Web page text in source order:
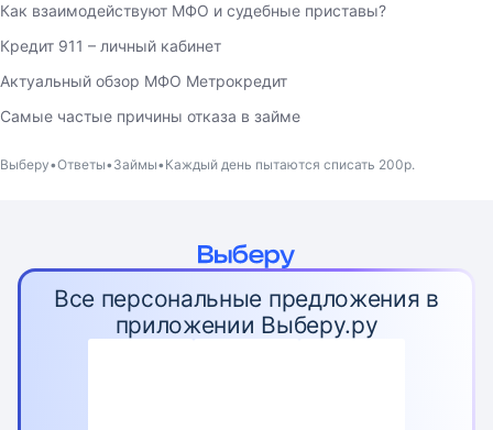
Как взаимодействуют МФО и судебные приставы?
Кредит 911 – личный кабинет
Актуальный обзор МФО Метрокредит
Самые частые причины отказа в займе
Выберу Ответы Займы Каждый день пытаются списать 200р.
Все персональные предложения в
приложении Выберу.ру